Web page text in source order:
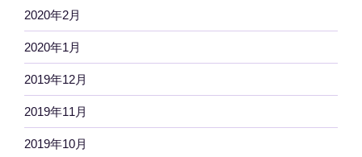
2020年2月
2020年1月
2019年12月
2019年11月
2019年10月